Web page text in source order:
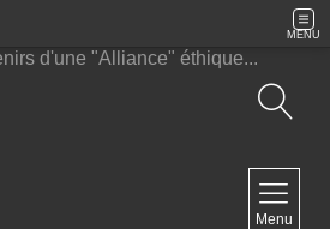
MENU
Menu